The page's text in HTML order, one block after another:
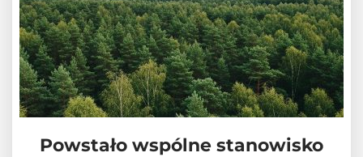
Powstało wspólne stanowisko